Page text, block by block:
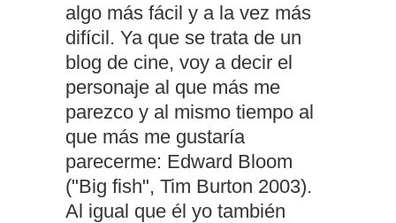
algo más fácil y a la vez más
difícil. Ya que se trata de un
blog de cine, voy a decir el
personaje al que más me
parezco y al mismo tiempo al
que más me gustaría
parecerme: Edward Bloom
("Big fish", Tim Burton 2003).
Al igual que él yo también